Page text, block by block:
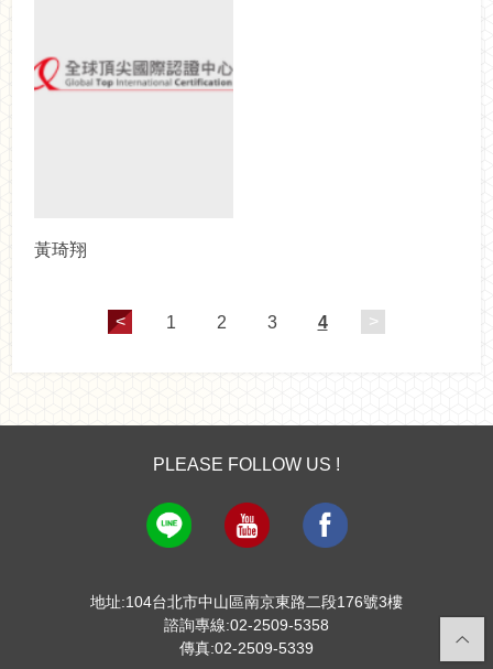
黃琦翔
< 1 2 3 4 >
PLEASE FOLLOW US !
地址:104台北市中山區南京東路二段176號3樓
諮詢專線:02-2509-5358
傳真:02-2509-5339